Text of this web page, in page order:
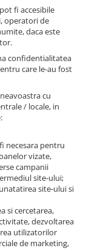
fi accesibile
operatori de
daca este
confidentialitatea
care le-au fost
cu
/ locale, in
necesara pentru
vizate,
campanii
site-ului;
site-ului si
si cercetarea,
dezvoltarea
utilizatorilor
de marketing,